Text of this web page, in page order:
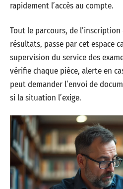
rapidement l’accès au compte.
Tout le parcours, de
résultats, passe par cet espace
supervision du service des
vérifie chaque pièce, alerte en
peut demander l’envoi de
si la situation l’exige.